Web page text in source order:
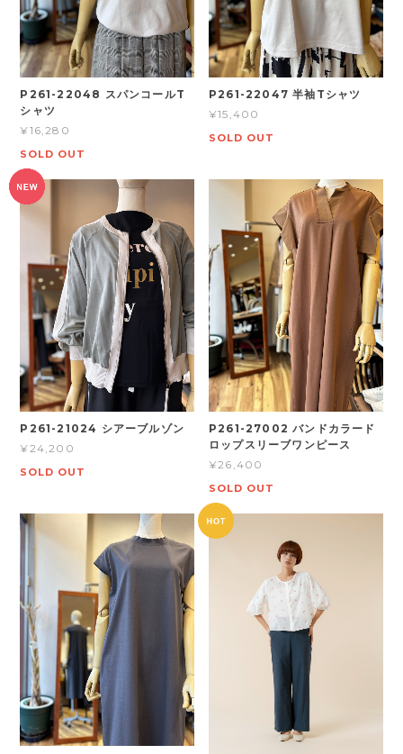
P261-22048 スパンコールT
シャツ
¥16,280
SOLD OUT
P261-22047 半袖Tシャツ
¥15,400
SOLD OUT
P261-21024 シアーブルゾン
¥24,200
SOLD OUT
P261-27002 バンドカラード
ロップスリーブワンピース
¥26,400
SOLD OUT